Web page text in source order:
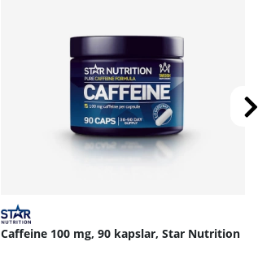
Caffeine 100 mg, 90 kapslar, Star Nutrition